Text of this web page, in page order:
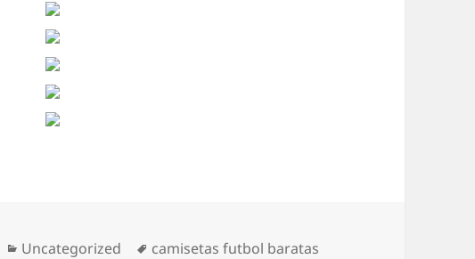
Categorías
Uncategorized Etiquetas
camisetas futbol baratas